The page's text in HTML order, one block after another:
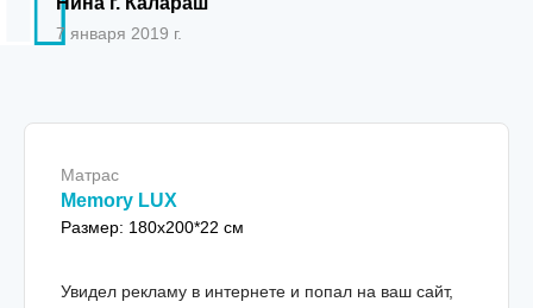
7 января 2019 г.
Матрас
Memory LUX
Размер: 180x200*22 см
Увидел рекламу в интернете и попал на ваш сайт,